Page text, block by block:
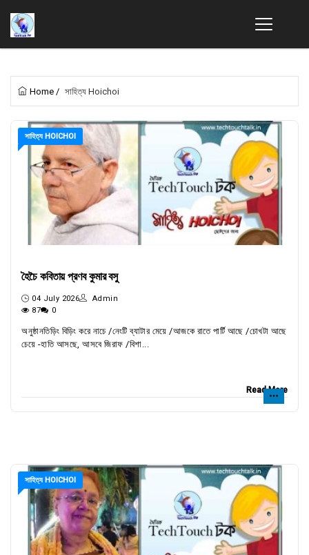
Home / সাহিত্য Hoichoi
সাহিত্য HOICHOI
হৈচৈ কবিতায় প্রণব কুমার বসু
04 July 2026
Admin
87
0
অনুষ্ঠানতিড়িং বিড়িং করে নাচে /নেংটি ব্যাটার মেয়ে /আজকে রাতে পার্টি আছে /চোখটা আছে
চেয়ে -হাতি আসছে, আসবে জিরাফ /বিশা...
Read More
সাহিত্য HOICHOI